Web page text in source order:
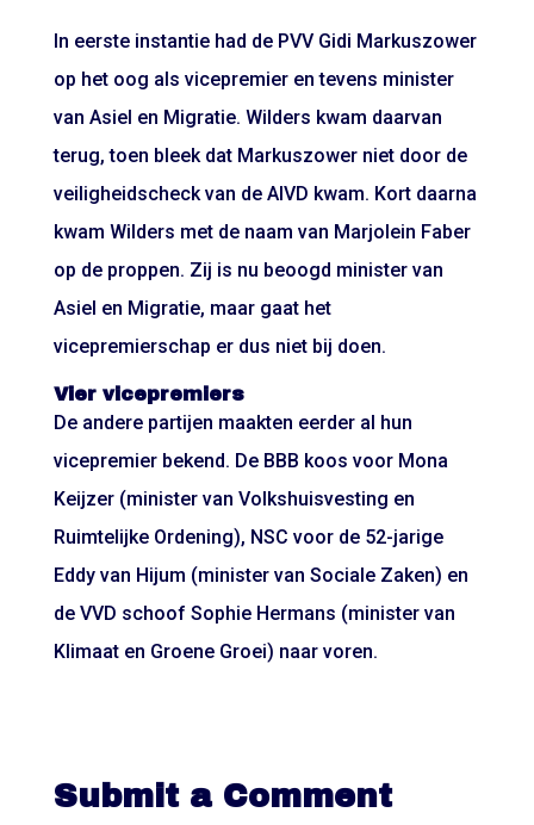
In eerste instantie had de PVV Gidi Markuszower
op het oog als vicepremier en tevens minister
van Asiel en Migratie. Wilders kwam daarvan
terug, toen bleek dat Markuszower niet door de
veiligheidscheck van de AIVD kwam. Kort daarna
kwam Wilders met de naam van Marjolein Faber
op de proppen. Zij is nu beoogd minister van
Asiel en Migratie, maar gaat het
vicepremierschap er dus niet bij doen.
Vier vicepremiers
De andere partijen maakten eerder al hun
vicepremier bekend. De BBB koos voor Mona
Keijzer (minister van Volkshuisvesting en
Ruimtelijke Ordening), NSC voor de 52-jarige
Eddy van Hijum (minister van Sociale Zaken) en
de VVD schoof Sophie Hermans (minister van
Klimaat en Groene Groei) naar voren.
Submit a Comment